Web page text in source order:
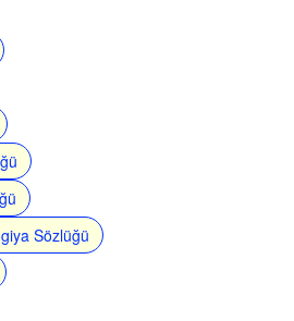
Sözlüğü